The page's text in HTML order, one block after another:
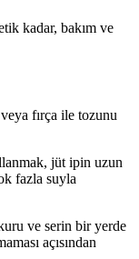
kadar, bakım ve
fırça ile tozunu
jüt ipin uzun
fazla suyla
ve serin bir yerde
açısından